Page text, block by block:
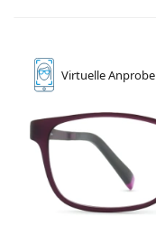
VirtuelleAnprobe